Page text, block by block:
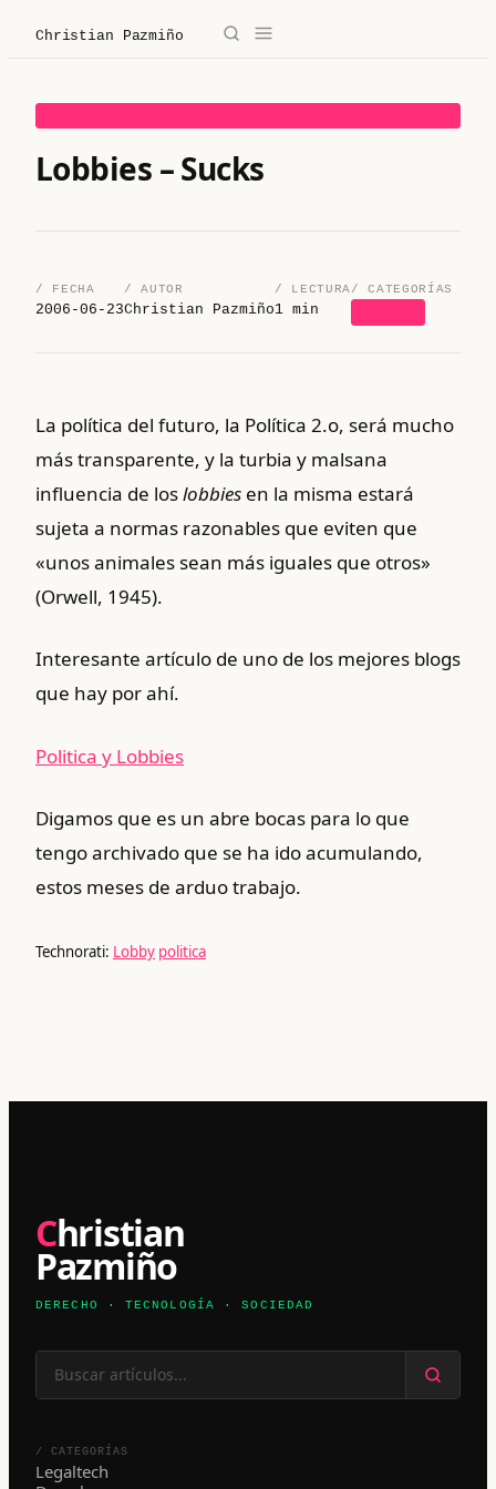
Christian Pazmiño
Christian Pazmiño
/
Blog
/ Sobre mí
Lobbies – Sucks
/ FECHA
2006-06-23
/ AUTOR
Christian Pazmiño
/ LECTURA
1 min
/ CATEGORÍAS
La política del futuro, la Política 2.o, será mucho
más transparente, y la turbia y malsana
influencia de loslobbies en la misma estará
sujeta a normas razonables que eviten que
«unos animales sean más iguales que otros»
(Orwell, 1945).
Interesante artículo de uno de los mejores blogs
que hay por ahí.
Politica y Lobbies
Digamos que es un abre bocas para lo que
tengo archivado que se ha ido acumulando,
estos meses de arduo trabajo.
Technorati: Lobby politica
Christian
Pazmiño
DERECHO · TECNOLOGÍA · SOCIEDAD
/ CATEGORÍAS
Legaltech